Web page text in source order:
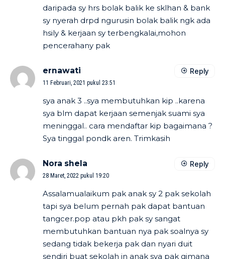
daripada sy hrs bolak balik ke sklhan & bank
sy nyerah drpd ngurusin bolak balik ngk ada
hsily & kerjaan sy terbengkalai,mohon
pencerahany pak
ernawati
11 Februari, 2021 pukul 23:51
sya anak 3 ..sya membutuhkan kip ..karena
sya blm dapat kerjaan semenjak suami sya
meninggal.. cara mendaftar kip bagaimana ?
Sya tinggal pondk aren. Trimkasih
Reply
Nora shela
28 Maret, 2022 pukul 19:20
Assalamualaikum pak anak sy 2 pak sekolah
tapi sya belum pernah pak dapat bantuan
tangcer.pop atau pkh pak sy sangat
membutuhkan bantuan nya pak soalnya sy
sedang tidak bekerja pak dan nyari duit
sendiri buat sekolah in anak sya pak gimana
Reply